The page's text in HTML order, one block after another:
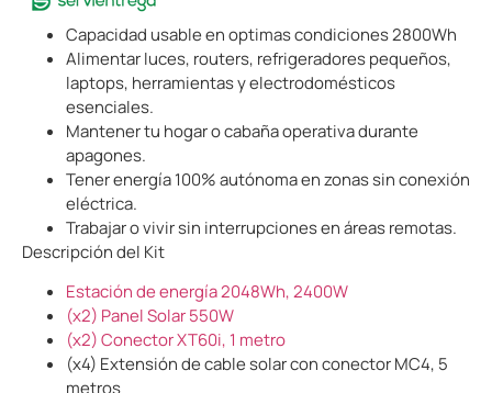
Capacidad usable en optimas condiciones 2800Wh
Alimentar luces, routers, refrigeradores pequeños,
laptops, herramientas y electrodomésticos
esenciales.
Mantener tu hogar o cabaña operativa durante
apagones.
Tener energía 100% autónoma en zonas sin conexión
eléctrica.
Trabajar o vivir sin interrupciones en áreas remotas.
Descripción del Kit
Estación de energía 2048Wh, 2400W
(x2) Panel Solar 550W
(x2) Conector XT60i, 1 metro
(x4) Extensión de cable solar con conector MC4, 5
metros